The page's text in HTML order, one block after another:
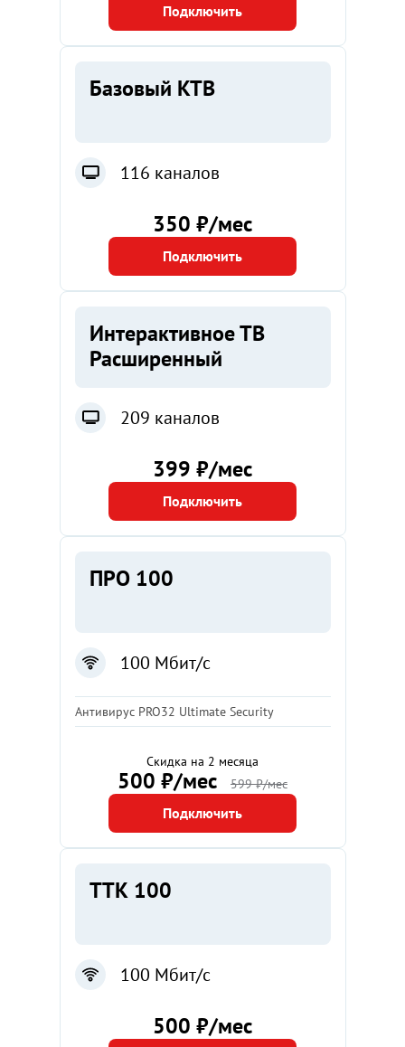
Подключить
Базовый КТВ
116 каналов
350 ₽/мес
Подключить
Интерактивное ТВ
Расширенный
209 каналов
399 ₽/мес
Подключить
ПРО 100
100 Мбит/с
Антивирус PRO32 Ultimate Security
Скидка на 2 месяца
500 ₽/мес 599 ₽/мес
Подключить
ТТК 100
100 Мбит/с
500 ₽/мес